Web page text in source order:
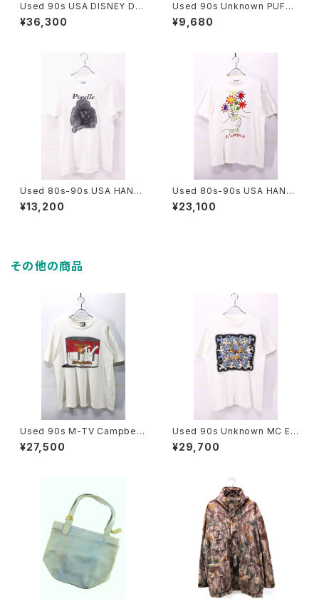
Used 90s USA DISNEY DE
SIGNS TWILIGHT ZONE TO
WER OF TERROR Graphic T
¥36,300
Used 90s Unknown PUFFI
N NUFFIN Both Side Animal
Art graphic T-Shirt Size XL
¥9,680
Used 80s-90s USA HANES
Poodle Dog Animal Graphi
c T-Shirt Size M 古着
¥13,200
Used 80s-90s USA HANES
PICASSO The Bouquet Art
Graphic T-Shirt Size L 古着
¥23,100
その他の商品
Used 90s M-TV Campbell
Soup Parody Graphic T-Sh
irt Size L 相当 古着
¥27,500
Used 90s Unknown MC ES
CHER Sun And Moon Trick
Art Graphic T-Shirt Size L
¥29,700